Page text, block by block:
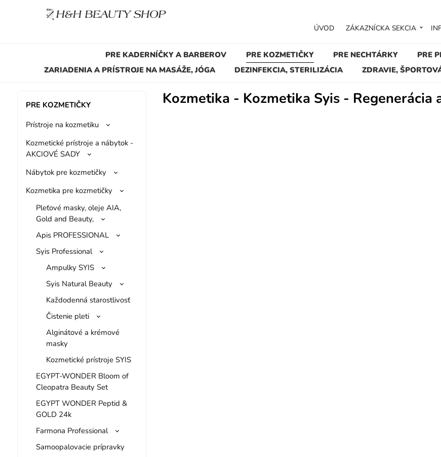
PRE KADERNÍČKY A BARBEROV PRE KOZMETIČKY PRE NECHTÁRKY PRE
ZARIADENIA A PRÍSTROJE NA MASÁŽE, JÓGA
DEZINFEKCIA, STERILIZÁCIA ZDRAVIE,
ÚVOD ZÁKAZNÍCKA SEKCIA
PRE KOZMETIČKY
Prístroje na kozmetiku
Kozmetické prístroje a nábytok -
AKCIOVÉ SADY
Nábytok pre kozmetičky
Kozmetika pre kozmetičky
Pleťové masky, oleje AIA,
Gold and Beauty,
Apis PROFESSIONAL
Syis Professional
Ampulky SYIS
Syis Natural Beauty
Každodenná starostlivosť
Čistenie pleti
Alginátové a krémové
masky
Kozmetické prístroje SYIS
EGYPT-WONDER Bloom of
Cleopatra Beauty Set
EGYPT WONDER Peptid &
GOLD 24k
Farmona Professional
Samoopalovacie prípravky
Kozmetika - Kozmetika Syis - Regenerácia